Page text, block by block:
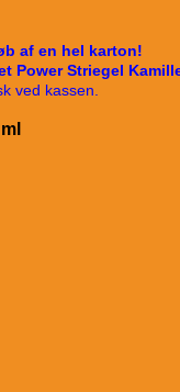
af en hel karton!
Power Striegel
ved kassen.